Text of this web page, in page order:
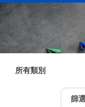
腳踏車,滑板車
拼砌組合及樂
玩具車,貨車,
手工藝,文具,
Super Mario
52TOYS
Fuggler
Miniso名創優
所有類別
篩